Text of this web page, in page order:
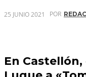
25 JUNIO 2021 POR
En